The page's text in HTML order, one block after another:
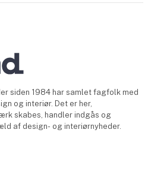
siden 1984 har samlet fagfolk med
og interiør. Det er her,
skabes, handler indgås og
af design- og interiørnyheder.